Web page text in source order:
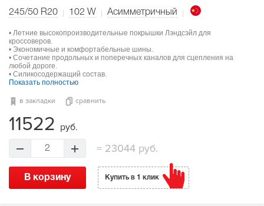
245/50 R20 102 W Асимметричный
• Летние высокопроизводительные покрышки Лэндсэйл для
кроссоверов.
• Экономичные и комфортабельные шины.
• Сочетание продольных и поперечных каналов для сцепления на
любой дороге.
• Силикосодержащий состав.
Показать полностью
в закладки сравнить
11522 руб.
2 =23044 руб.
В корзину Купить в 1 клик